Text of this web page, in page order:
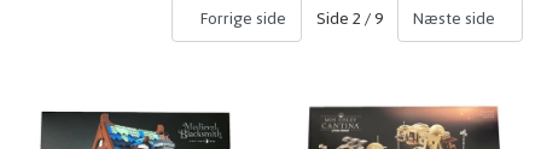
Forrige side Side 2 / 9 Næste side